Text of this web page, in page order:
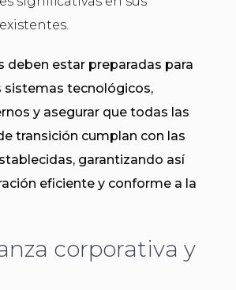
deben estar preparadas para
sistemas tecnológicos,
y asegurar que todas las
transición cumplan con las
garantizando así
eficiente y conforme a la
corporativa y